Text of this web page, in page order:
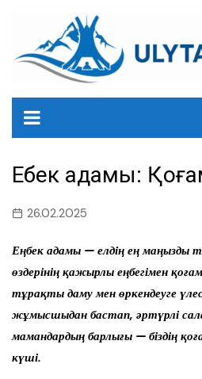
содержанию
Еңбек адамы:
26.02.2025
Еңбек адамы — елдің ең маңызды
өздерінің қажырлы еңбегімен
тұрақты даму мен өркендеуге
жұмысшыдан бастап, әртүрлі
мамандардың барлығы — біздің
күші.